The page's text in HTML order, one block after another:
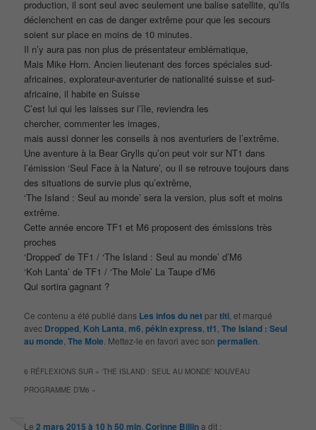
production, il sont seul avec seulement une balise satellite, qu’ils
déclenchent en cas de danger extrême pour que les secours
soient sur place en moins de 10 minutes.
Il n’y aura pas non plus de présentateur emblématique,
Mais Mike Horn. Ancien lieutenant des forces spéciales sud-
africaines, explorateur-aventurier de nationalité suisse et sud-
africaine, il habite en Suisse
C’est lui qui les laisses sur l’île, reviendra les
chercher, commenter les images,
mais aussi donner les conseils à nos aventuriers de l’extrême.
Une aventure à la Bear Grylls qu’on peut voir sur NT1 dans
l’émission ‘Seul Face à la Nature’, ou il se retrouve toujours dans
des situations de survie plus qu’extrême,
‘The Island : Seul au monde’ sera la version, plus soft et moins
extrême.
Cette année encore TF1 et M6 proposent des émissions très
proches
‘Dropped’ de TF1 / ‘The Island : Seul au monde’ d’M6
‘Koh Lanta’ de TF1 / ‘The Mole’ La Taupe d’M6
Qui sortira gagnant ?
Ce contenu a été publié dans Les infos du net partiti , et marqué
avec Dropped Koh Lanta ,m6 ,pékin express ,tf1 ,The Island : Seul
au monde ,The Mole . Mettez-le en favori avec sonpermalien
6 RÉFLEXIONS SUR « ‘THE ISLAND : SEUL AU MONDE’ NOUVEAU
PROGRAMME D’M6 »
Le2 mars 2015 à 10 h 50 min ,Corinne Billina dit :